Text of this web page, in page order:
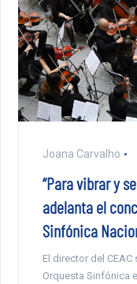
Joana Carvalho
“Para vibrar y
adelanta el
Sinfónica
El director del
Orquesta Sinfónica